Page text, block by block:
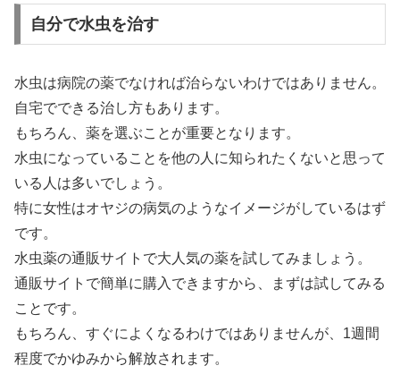
自分で水虫を治す
水虫は病院の薬でなければ治らないわけではありません。
自宅でできる治し方もあります。
もちろん、薬を選ぶことが重要となります。
水虫になっていることを他の人に知られたくないと思って
いる人は多いでしょう。
特に女性はオヤジの病気のようなイメージがしているはず
です。
水虫薬の通販サイトで大人気の薬を試してみましょう。
通販サイトで簡単に購入できますから、まずは試してみる
ことです。
もちろん、すぐによくなるわけではありませんが、1週間
程度でかゆみから解放されます。